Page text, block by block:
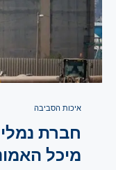
איכות הסביבה
חברת
מיכל